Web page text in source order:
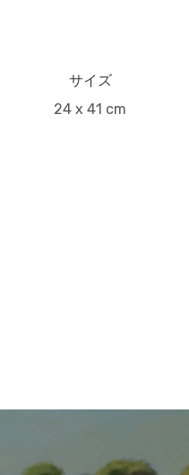
サイズ
24 x 41 cm